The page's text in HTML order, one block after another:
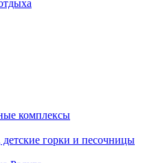
комплексы
горки и песочницы